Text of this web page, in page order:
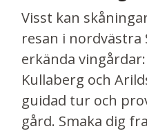
Visst kan
resan i nordvästra
erkända
Kullaberg och
guidad tur och
gård. Smaka dig